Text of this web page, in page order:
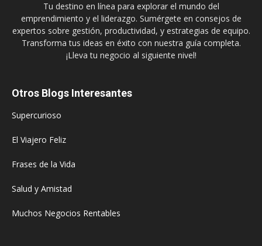
Tu destino en línea para explorar el mundo del
emprendimiento y el liderazgo. Sumérgete en consejos de
expertos sobre gestión, productividad, y estrategias de equipo.
Transforma tus ideas en éxito con nuestra guía completa.
¡Lleva tu negocio al siguiente nivel!
Otros Blogs Interesantes
Supercurioso
El Viajero Feliz
Frases de la Vida
Salud y Amistad
Muchos Negocios Rentables